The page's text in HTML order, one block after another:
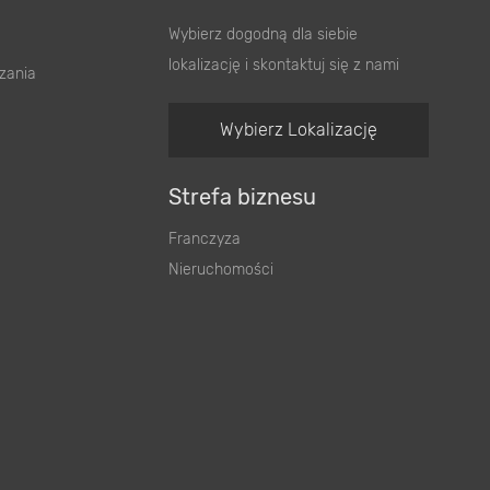
Wybierz dogodną dla siebie
lokalizację i skontaktuj się z nami
Wybierz Lokalizację
Strefa biznesu
Franczyza
Nieruchomości